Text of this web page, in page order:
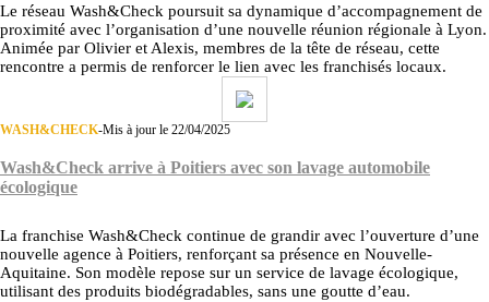
Le réseau Wash&Check poursuit sa dynamique d’accompagnement de
proximité avec l’organisation d’une nouvelle réunion régionale à Lyon.
Animée par Olivier et Alexis, membres de la tête de réseau, cette
rencontre a permis de renforcer le lien avec les franchisés locaux.
WASH&CHECK-Mis à jour le 22/04/2025
Wash&Check arrive à Poitiers avec son lavage automobile
écologique
La franchise Wash&Check continue de grandir avec l’ouverture d’une
nouvelle agence à Poitiers, renforçant sa présence en Nouvelle-
Aquitaine. Son modèle repose sur un service de lavage écologique,
utilisant des produits biodégradables, sans une goutte d’eau.